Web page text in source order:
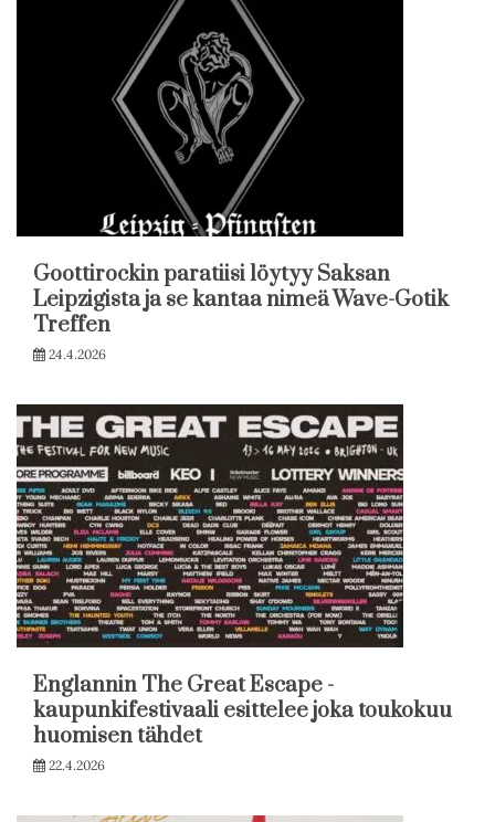
Goottirockin paratiisi löytyy Saksan
Leipzigista ja se kantaa nimeä Wave-Gotik
Treffen
24.4.2026
Englannin The Great Escape -
kaupunkifestivaali esittelee joka toukokuu
huomisen tähdet
22.4.2026